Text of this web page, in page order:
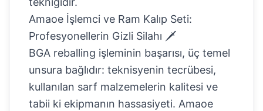
Amaoe İşlemci ve Ram Kalıp Seti:
Profesyonellerin Gizli Silahı 🗡️
BGA reballing işleminin başarısı, üç temel
unsura bağlıdır: teknisyenin tecrübesi,
kullanılan sarf malzemelerin kalitesi ve
tabii ki ekipmanın hassasiyeti. Amaoe